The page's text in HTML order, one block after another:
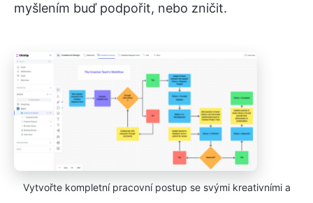
myšlením buď podpořit, nebo zničit.
Vytvořte kompletní pracovní postup se svými kreativními a